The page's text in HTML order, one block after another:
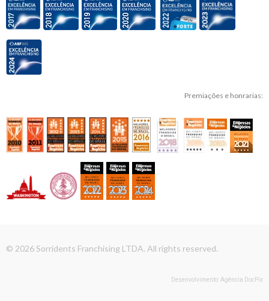
Premiações e honrarias:
© 2026 Sorridents Franchising LTDA. All rights reserved.
Desenvolvimento: Agência DocPix